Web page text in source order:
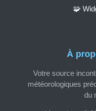
À
Votre source
météorologiques
du
🧩